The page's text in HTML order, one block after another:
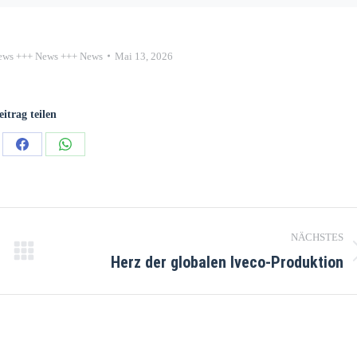
+++ News +++ News Mai 13, 2026
teilen
NÄCHSTES
Herz der globalen Iveco-Produktion